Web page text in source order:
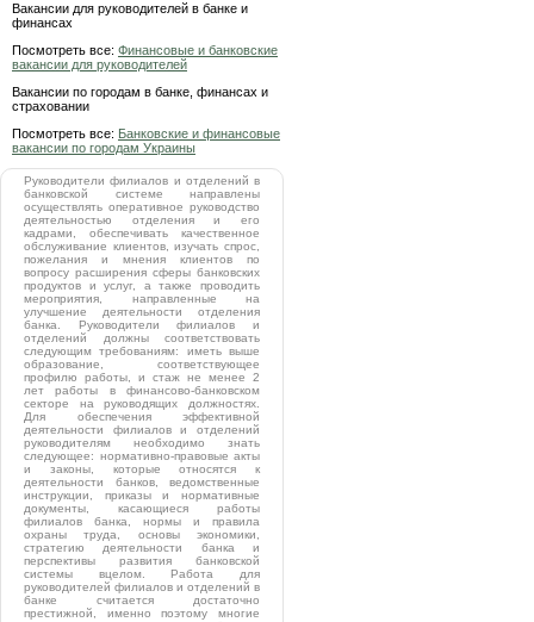
Вакансии для руководителей в банке и
финансах
Посмотреть все: Финансовые и банковские
вакансии для руководителей
Вакансии по городам в банке, финансах и
страховании
Посмотреть все: Банковские и финансовые
вакансии по городам Украины
Руководители филиалов и отделений в
банковской системе направлены
осуществлять оперативное руководство
деятельностью отделения и его
кадрами, обеспечивать качественное
обслуживание клиентов, изучать спрос,
пожелания и мнения клиентов по
вопросу расширения сферы банковских
продуктов и услуг, а также проводить
мероприятия, направленные на
улучшение деятельности отделения
банка. Руководители филиалов и
отделений должны соответствовать
следующим требованиям: иметь выше
образование, соответствующее
профилю работы, и стаж не менее 2
лет работы в финансово-банковском
секторе на руководящих должностях.
Для обеспечения эффективной
деятельности филиалов и отделений
руководителям необходимо знать
следующее: нормативно-правовые акты
и законы, которые относятся к
деятельности банков, ведомственные
инструкции, приказы и нормативные
документы, касающиеся работы
филиалов банка, нормы и правила
охраны труда, основы экономики,
стратегию деятельности банка и
перспективы развития банковской
системы вцелом. Работа для
руководителей филиалов и отделений в
банке считается достаточно
престижной, именно поэтому многие